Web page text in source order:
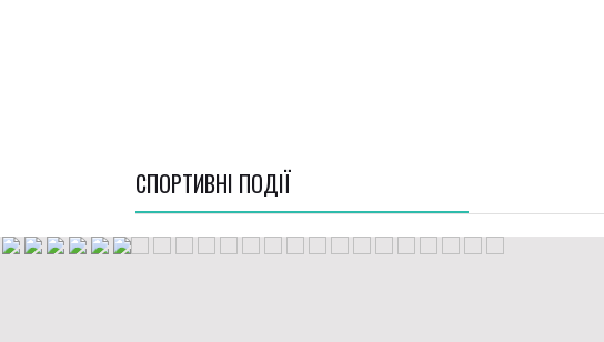
СПОРТИВНI ПОДІЇ